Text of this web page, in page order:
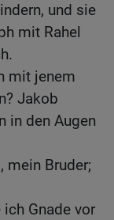
und sie
mit Rahel
mit jenem
Jakob
in den Augen
mein Bruder;
Gnade vor